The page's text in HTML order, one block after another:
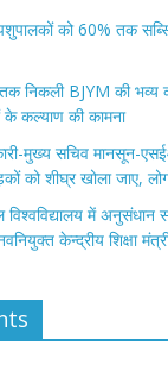
को 60% तक
निकली BJYM की भव्य
के कल्याण की कामना
मुख्य सचिव मानसून-
को शीघ्र खोला जाए,
में अनुसंधान
केन्द्रीय शिक्षा